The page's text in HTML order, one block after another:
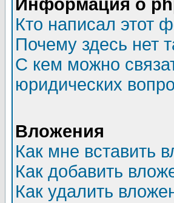
Информация о
Кто написал этот
Почему здесь нет
С кем можно
юридических
Вложения
Как мне вставить
Как добавить
Как удалить